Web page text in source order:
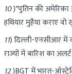
10)"पुतिन की अमेरिका
हथियार मुहैया कराए
11) दिल्ली-एनसीआर में
राज्यों में बारिश का
12)BGT में भारत-